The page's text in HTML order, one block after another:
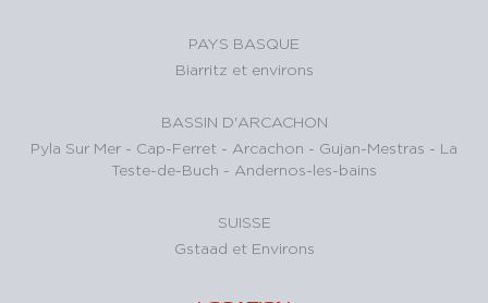
PAYS BASQUE
Biarritz et environs
BASSIN D'ARCACHON
Pyla Sur Mer - Cap-Ferret - Arcachon - Gujan-Mestras - La
Teste-de-Buch - Andernos-les-bains
SUISSE
Gstaad et Environs